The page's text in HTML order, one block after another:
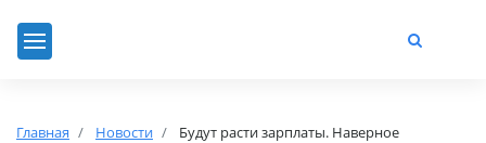
Главная Новости Будут расти зарплаты. Наверное